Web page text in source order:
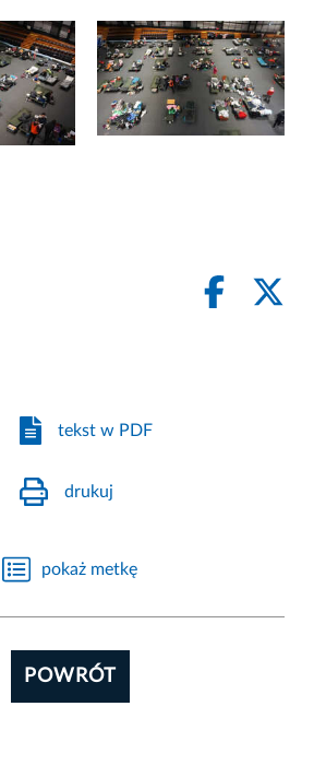
tekst w PDF
drukuj
pokaż metkę
POWRÓT